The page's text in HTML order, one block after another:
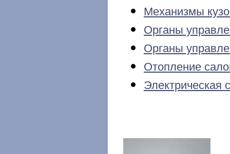
Механизмы
Органы
Органы
Отопление
Электрическая